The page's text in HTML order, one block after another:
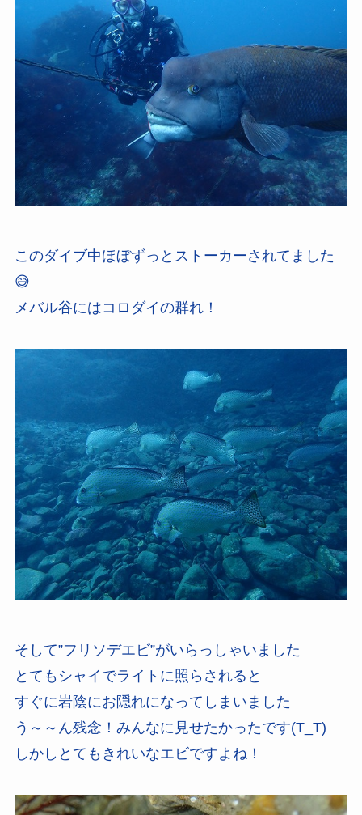
このダイブ中ほぼずっとストーカーされてました
😅
メバル谷にはコロダイの群れ！
そして”フリソデエビ”がいらっしゃいました
とてもシャイでライトに照らされると
すぐに岩陰にお隠れになってしまいました
う～～ん残念！みんなに見せたかったです(T_T)
しかしとてもきれいなエビですよね！